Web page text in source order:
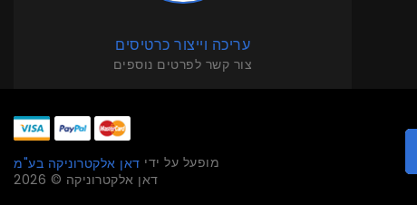
עריכה וייצור כרטיסים
צור קשר לפרטים נוספים
מופעל על ידי דאן אלקטרוניקה בע"מ
דאן אלקטרוניקה © 2026